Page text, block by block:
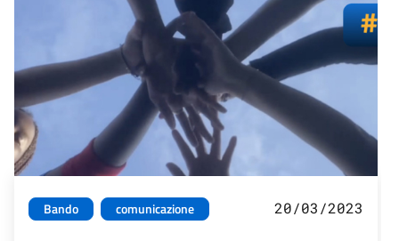
Bando comunicazione 20/03/2023